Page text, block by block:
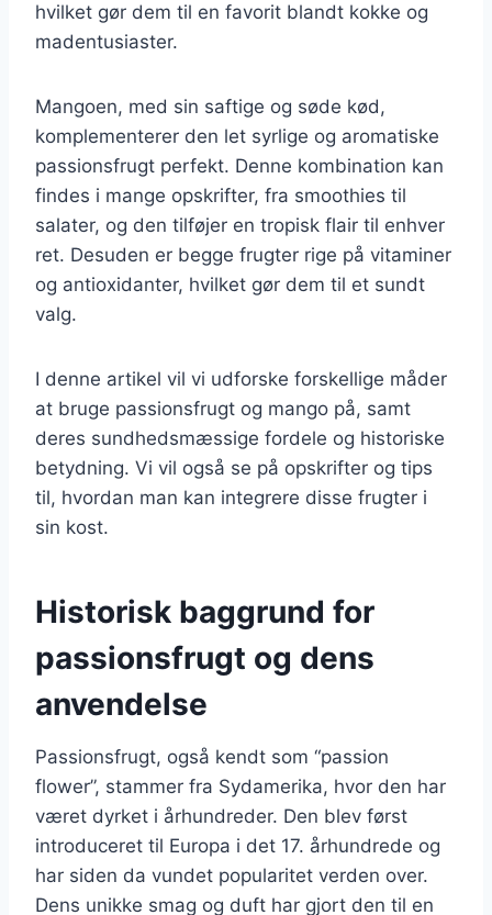
hvilket gør dem til en favorit blandt kokke og
madentusiaster.
Mangoen, med sin saftige og søde kød,
komplementerer den let syrlige og aromatiske
passionsfrugt perfekt. Denne kombination kan
findes i mange opskrifter, fra smoothies til
salater, og den tilføjer en tropisk flair til enhver
ret. Desuden er begge frugter rige på vitaminer
og antioxidanter, hvilket gør dem til et sundt
valg.
I denne artikel vil vi udforske forskellige måder
at bruge passionsfrugt og mango på, samt
deres sundhedsmæssige fordele og historiske
betydning. Vi vil også se på opskrifter og tips
til, hvordan man kan integrere disse frugter i
sin kost.
Historisk baggrund for
passionsfrugt og dens
anvendelse
Passionsfrugt, også kendt som “passion
flower”, stammer fra Sydamerika, hvor den har
været dyrket i århundreder. Den blev først
introduceret til Europa i det 17. århundrede og
har siden da vundet popularitet verden over.
Dens unikke smag og duft har gjort den til en